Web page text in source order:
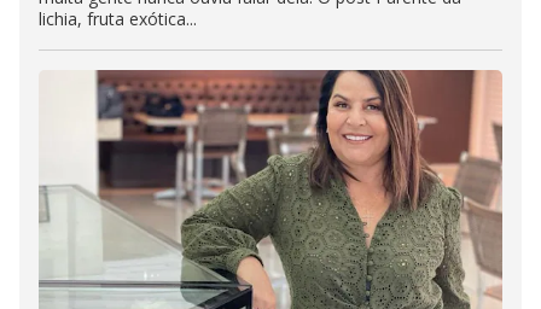
lichia, fruta exótica...